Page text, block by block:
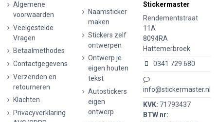
Algemene
voorwaarden
Veelgestelde
Vragen
Betaalmethodes
Contactgegevens
Verzenden en
retourneren
Klachten
Privacyverklaring
Naamsticker
maken
Stickers zelf
ontwerpen
Ontwerp je
eigen houten
tekst
Autostickers
eigen
ontwerp
Stickermaster
Rendementstraat
11A
8094RA
Hattemerbroek
0341 729 680
info@stickermaster.nl
KVK: 71793437
BTW nr: